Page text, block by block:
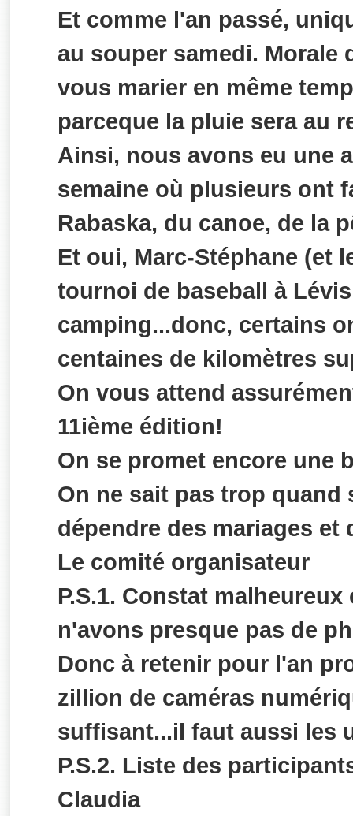
Et comme l'an passé,
au souper samedi. Morale
vous marier en même
parceque la pluie sera au
Ainsi, nous avons eu une
semaine où plusieurs ont
Rabaska, du canoe, de la
Et oui, Marc-Stéphane (et
tournoi de baseball à
camping...donc, certains
centaines de kilomètres
On vous attend
11ième édition!
On se promet encore une
On ne sait pas trop quand
dépendre des mariages et
Le comité organisateur
P.S.1. Constat
n'avons presque pas de
Donc à retenir pour l'an
zillion de caméras
suffisant...il faut aussi les
P.S.2. Liste des
Claudia